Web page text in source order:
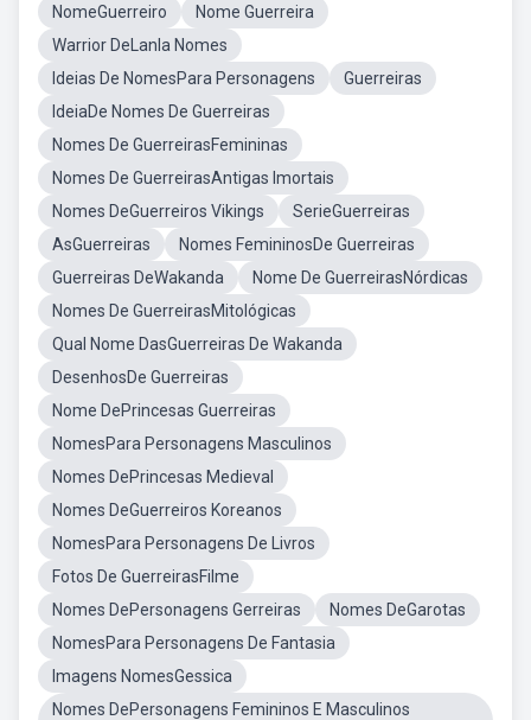
NomeGuerreiro
Nome Guerreira
Warrior DeLanla Nomes
Ideias De NomesPara Personagens
Guerreiras
IdeiaDe Nomes De Guerreiras
Nomes De GuerreirasFemininas
Nomes De GuerreirasAntigas Imortais
Nomes DeGuerreiros Vikings
SerieGuerreiras
AsGuerreiras
Nomes FemininosDe Guerreiras
Guerreiras DeWakanda
Nome De GuerreirasNórdicas
Nomes De GuerreirasMitológicas
Qual Nome DasGuerreiras De Wakanda
DesenhosDe Guerreiras
Nome DePrincesas Guerreiras
NomesPara Personagens Masculinos
Nomes DePrincesas Medieval
Nomes DeGuerreiros Koreanos
NomesPara Personagens De Livros
Fotos De GuerreirasFilme
Nomes DePersonagens Gerreiras
Nomes DeGarotas
NomesPara Personagens De Fantasia
Imagens NomesGessica
Nomes DePersonagens Femininos E Masculinos